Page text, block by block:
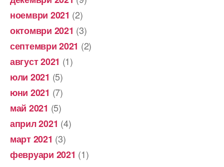
ноември 2021 (2)
октомври 2021 (3)
септември 2021 (2)
август 2021 (1)
юли 2021 (5)
юни 2021 (7)
май 2021 (5)
април 2021 (4)
март 2021 (3)
февруари 2021 (1)